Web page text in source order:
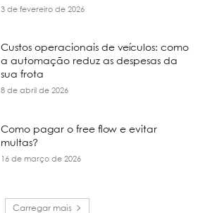
3 de fevereiro de 2026
Custos operacionais de veículos: como
a automação reduz as despesas da
sua frota
8 de abril de 2026
Como pagar o free flow e evitar
multas?
16 de março de 2026
Carregar mais